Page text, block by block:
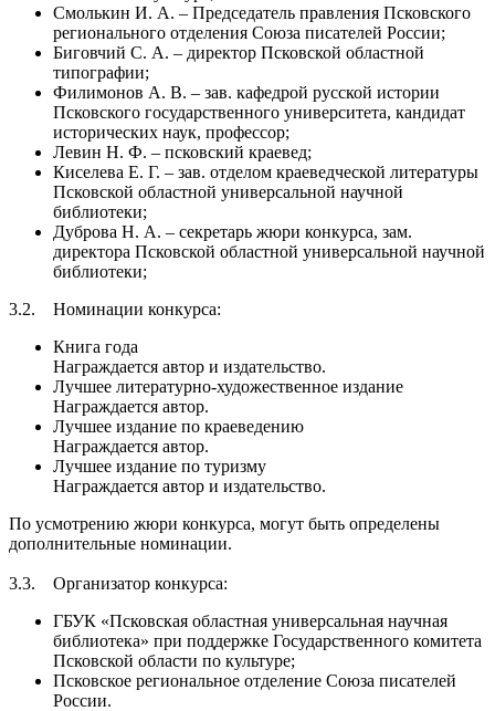
Смолькин И. А. – Председатель правления Псковского
регионального отделения Союза писателей России;
Биговчий С. А. – директор Псковской областной
типографии;
Филимонов А. В. – зав. кафедрой русской истории
Псковского государственного университета, кандидат
исторических наук, профессор;
Левин Н. Ф. – псковский краевед;
Киселева Е. Г. – зав. отделом краеведческой литературы
Псковской областной универсальной научной
библиотеки;
Дуброва Н. А. – секретарь жюри конкурса, зам.
директора Псковской областной универсальной научной
библиотеки;
3.2. Номинации конкурса:
Книга года
Награждается автор и издательство.
Лучшее литературно-художественное издание
Награждается автор.
Лучшее издание по краеведению
Награждается автор.
Лучшее издание по туризму
Награждается автор и издательство.
По усмотрению жюри конкурса, могут быть определены
дополнительные номинации.
3.3. Организатор конкурса:
ГБУК «Псковская областная универсальная научная
библиотека» при поддержке Государственного комитета
Псковской области по культуре;
Псковское региональное отделение Союза писателей
России.